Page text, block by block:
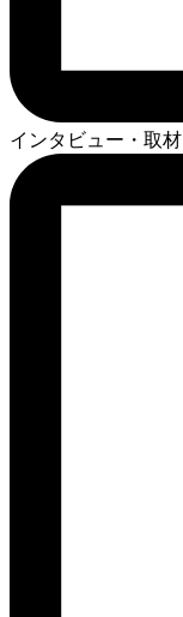
インタビュー・取材